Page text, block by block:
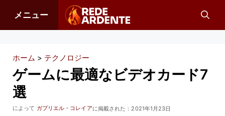
メニュー
ホーム > テクノロジー
ゲームに最適なビデオカード7
選
に掲載された： 2021年1月23日
によって ガブリエル・コレイア